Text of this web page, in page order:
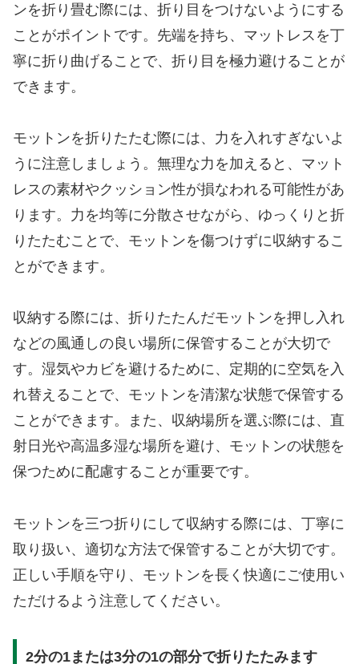
ンを折り畳む際には、折り目をつけないようにする
ことがポイントです。先端を持ち、マットレスを丁
寧に折り曲げることで、折り目を極力避けることが
できます。
モットンを折りたたむ際には、力を入れすぎないよ
うに注意しましょう。無理な力を加えると、マット
レスの素材やクッション性が損なわれる可能性があ
ります。力を均等に分散させながら、ゆっくりと折
りたたむことで、モットンを傷つけずに収納するこ
とができます。
収納する際には、折りたたんだモットンを押し入れ
などの風通しの良い場所に保管することが大切で
す。湿気やカビを避けるために、定期的に空気を入
れ替えることで、モットンを清潔な状態で保管する
ことができます。また、収納場所を選ぶ際には、直
射日光や高温多湿な場所を避け、モットンの状態を
保つために配慮することが重要です。
モットンを三つ折りにして収納する際には、丁寧に
取り扱い、適切な方法で保管することが大切です。
正しい手順を守り、モットンを長く快適にご使用い
ただけるよう注意してください。
2分の1または3分の1の部分で折りたたみます